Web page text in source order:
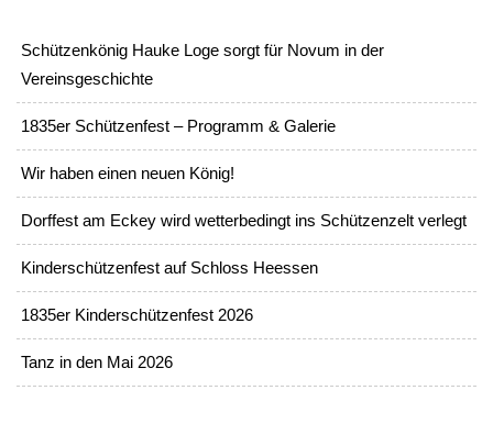
Schützenkönig Hauke Loge sorgt für Novum in der
Vereinsgeschichte
1835er Schützenfest – Programm & Galerie
Wir haben einen neuen König!
Dorffest am Eckey wird wetterbedingt ins Schützenzelt verlegt
Kinderschützenfest auf Schloss Heessen
1835er Kinderschützenfest 2026
Tanz in den Mai 2026